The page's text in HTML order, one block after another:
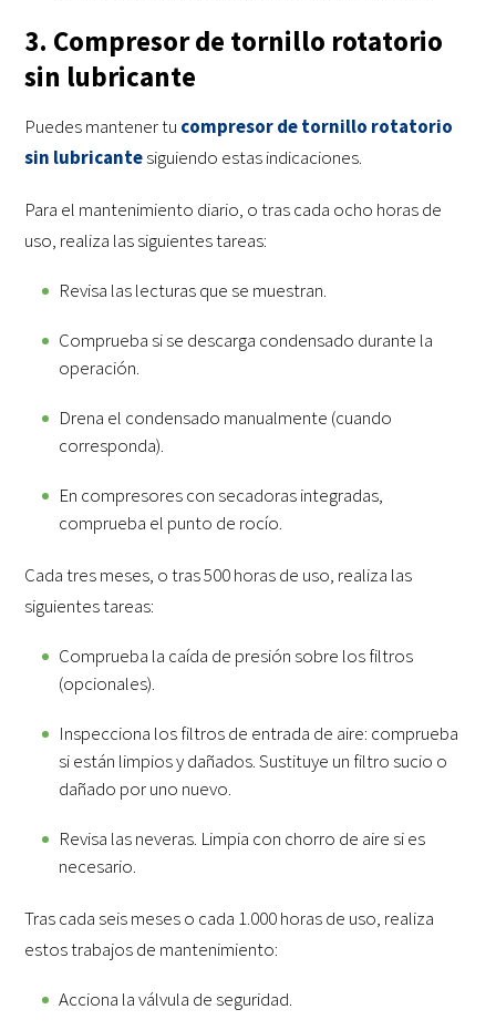
3. Compresor de tornillo rotatorio
sin lubricante
Puedes mantener tu compresor de tornillo rotatorio
sin lubricantesiguiendo estas indicaciones.
Para el mantenimiento diario, o tras cada ocho horas de
uso, realiza las siguientes tareas:
Revisa las lecturas que se muestran.
Comprueba si se descarga condensado durante la
operación.
Drena el condensado manualmente (cuando
corresponda).
En compresores con secadoras integradas,
comprueba el punto de rocío.
Cada tres meses, o tras 500 horas de uso, realiza las
siguientes tareas:
Comprueba la caída de presión sobre los filtros
(opcionales).
Inspecciona los filtros de entrada de aire: comprueba
si están limpios y dañados. Sustituye un filtro sucio o
dañado por uno nuevo.
Revisa las neveras. Limpia con chorro de aire si es
necesario.
Tras cada seis meses o cada 1.000 horas de uso, realiza
estos trabajos de mantenimiento:
Acciona la válvula de seguridad.